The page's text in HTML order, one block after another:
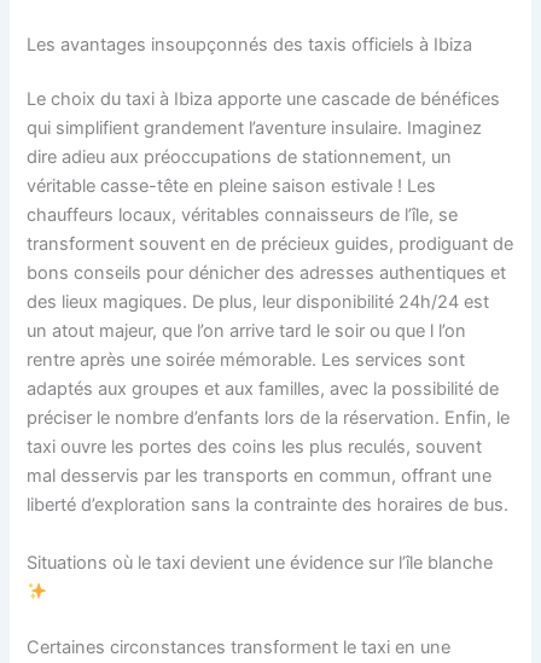
Les avantages insoupçonnés des taxis officiels à Ibiza
Le choix du taxi à Ibiza apporte une cascade de bénéfices
qui simplifient grandement l’aventure insulaire. Imaginez
dire adieu aux préoccupations de stationnement, un
véritable casse-tête en pleine saison estivale ! Les
chauffeurs locaux, véritables connaisseurs de l’île, se
transforment souvent en de précieux guides, prodiguant de
bons conseils pour dénicher des adresses authentiques et
des lieux magiques. De plus, leur disponibilité 24h/24 est
un atout majeur, que l’on arrive tard le soir ou que l l’on
rentre après une soirée mémorable. Les services sont
adaptés aux groupes et aux familles, avec la possibilité de
préciser le nombre d’enfants lors de la réservation. Enfin, le
taxi ouvre les portes des coins les plus reculés, souvent
mal desservis par les transports en commun, offrant une
liberté d’exploration sans la contrainte des horaires de bus.
Situations où le taxi devient une évidence sur l’île blanche
Certaines circonstances transforment le taxi en une